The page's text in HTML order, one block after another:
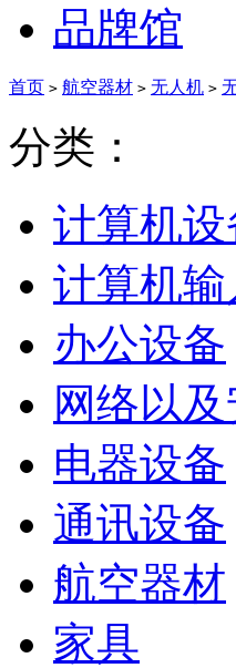
品牌馆
首页 > 航空器材 > 无人机 >
分类：
计算机设
计算机
办公设备
网络以
电器设备
通讯设备
航空器材
家具